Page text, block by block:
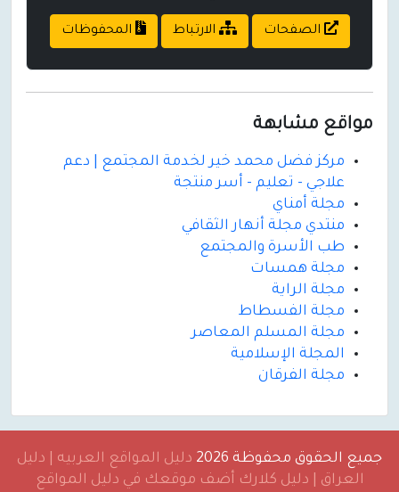
الصفحات الارتباط المحفوظات
مواقع مشابهة
مركز فضل محمد خير لخدمة المجتمع | دعم
علاجي - تعليم - أسر منتجة
مجلة أمناي
منتدي مجلة أنهار الثقافي
طب الأسرة والمجتمع
مجلة همسات
مجلة الراية
مجلة الفسطاط
مجلة المسلم المعاصر
المجلة الإسلامية
مجلة الفرقان
جميع الحقوق محفوظة 2026
دليل المواقع العربيه | دليل
العراق | دليل كلارك أضف موقعك في دليل المواقع